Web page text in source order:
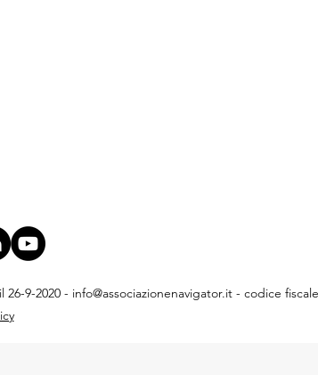
26-9-2020 - info@associazionenavigator.it - codice